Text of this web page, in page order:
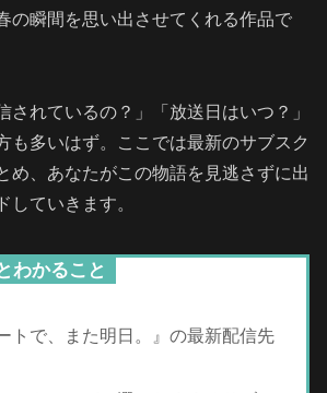
の瞬間を思い出させてくれる作品で
されているの？」「放送日はいつ？」
も多いはず。ここでは最新のサブスク
め、あなたがこの物語を見逃さずに出
していきます。
わかること
トで、また明日。』の最新配信先